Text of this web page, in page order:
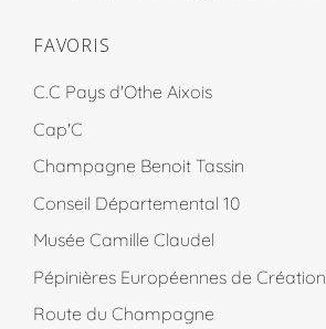
FAVORIS
C.C Pays d'Othe Aixois
Cap'C
Champagne Benoit Tassin
Conseil Départemental 10
Musée Camille Claudel
Pépinières Européennes de Création
Route du Champagne